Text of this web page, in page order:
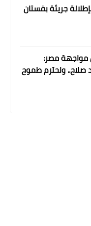
جريئة بفستان
مواجهة مصر:
ونحترم طموح